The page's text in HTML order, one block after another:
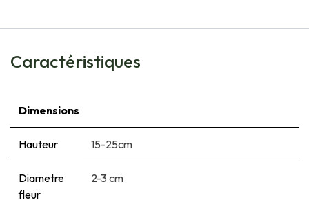
Caractéristiques
Dimensions
Hauteur 15-25cm
Diametre
fleur
2-3 cm